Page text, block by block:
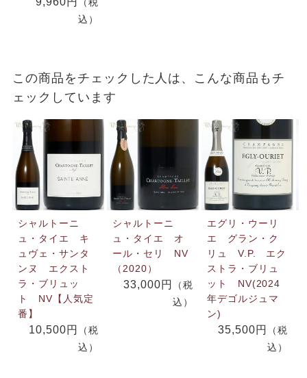
込）
この商品をチェックした人は、こんな商品もチ
ェックしています
シャルトーニ
ュ・タイエ キ
ュヴェ・サンタ
ンヌ エクスト
ラ・ブリュッ
ト NV【人気定
番】
10,500円
（税
込）
シャルトーニ
ュ・タイエ オ
ール・セリ NV
（2020）
33,000円
（税
込）
エグリ・ウーリ
エ グラン・ク
リュ V.P. エク
ストラ・ブリュ
ット NV(2024
年デゴルジュマ
ン)
35,500円
（税
込）